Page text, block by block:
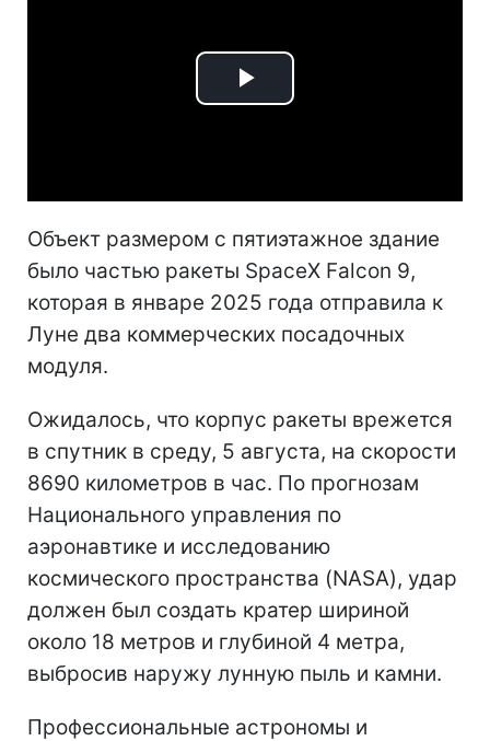
Play
Объект размером с пятиэтажное здание
было частью ракеты SpaceX Falcon 9,
которая в январе 2025 года отправила к
Луне два коммерческих посадочных
модуля.
Ожидалось, что корпус ракеты врежется
в спутник в среду, 5 августа, на скорости
8690 километров в час. По прогнозам
Национального управления по
аэронавтике и исследованию
космического пространства (NASA), удар
должен был создать кратер шириной
около 18 метров и глубиной 4 метра,
выбросив наружу лунную пыль и камни.
Профессиональные астрономы и